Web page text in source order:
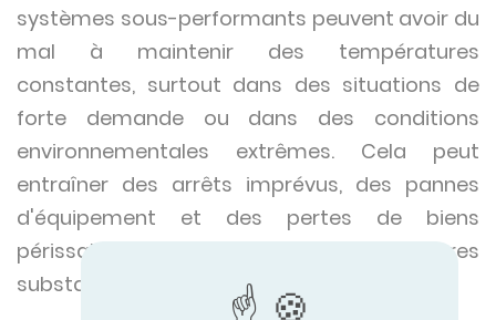
systèmes sous-performants peuvent avoir du
mal à maintenir des températures
constantes, surtout dans des situations de
forte demande ou dans des conditions
environnementales extrêmes. Cela peut
entraîner des arrêts imprévus, des pannes
d'équipement et des pertes de biens
périssables, entraînant des pertes financières
substantielles pour le client.